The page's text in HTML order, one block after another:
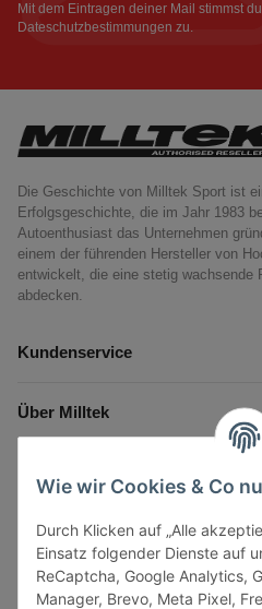
Wie wir Cookies & Co
Durch Klicken auf „Alle
Einsatz folgender Dienste auf
ReCaptcha, Google Analytics,
Manager, Brevo, Meta Pixel,
Mit dem Eintragen deiner Mail stimmst
Dateschutzbestimmungen zu.
Die Geschichte von Milltek Sport ist
Erfolgsgeschichte, die im Jahr 1983
Autoenthusiast das Unternehmen
einem der führenden Hersteller von
entwickelt, die eine stetig wachsende
abdecken.
Kundenservice
Über Milltek
Gesetzliche Informationen